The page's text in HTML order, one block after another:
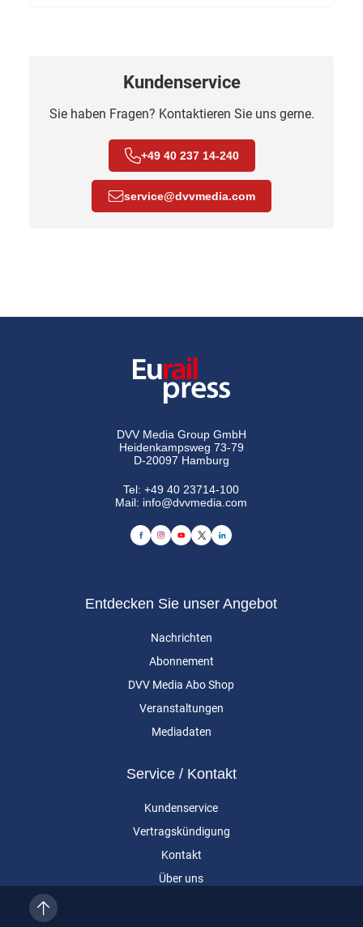
Kundenservice
Sie haben Fragen? Kontaktieren Sie uns gerne.
+49 40 237 14-240
service@dvvmedia.com
DVV Media Group GmbH
Heidenkampsweg 73-79
D-20097 Hamburg
Tel:+49 40 23714-100
Mail: info@dvvmedia.com
Entdecken Sie unser Angebot
Nachrichten
Abonnement
DVV Media Abo Shop
Veranstaltungen
Mediadaten
Service / Kontakt
Kundenservice
Vertragskündigung
Kontakt
Über uns